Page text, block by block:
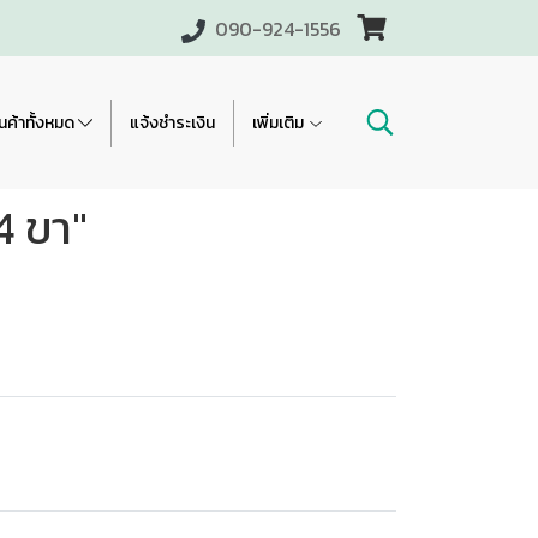
090-924-1556
ค้าทั้งหมด แจ้งชำระเงิน เพิ่มเติม
ขา"